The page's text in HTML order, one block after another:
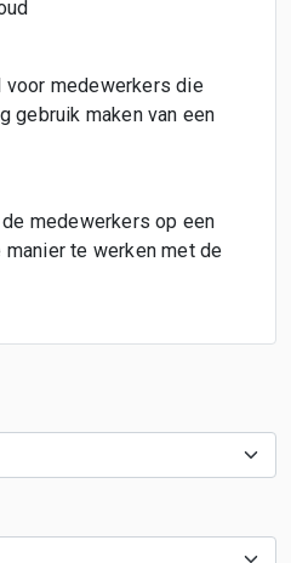
medewerkers die
gebruik maken van een
medewerkers op een
te werken met de